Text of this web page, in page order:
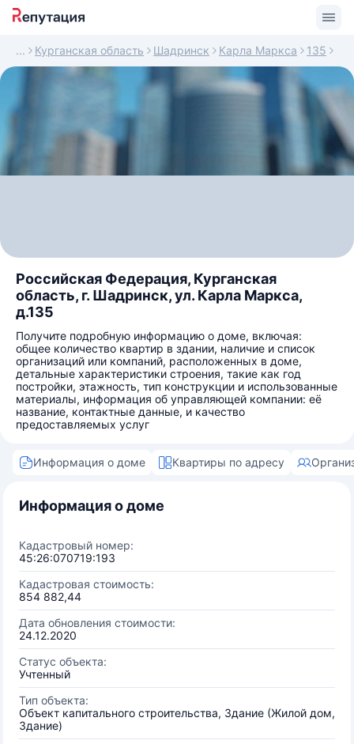
Курганская область Шадринск Карла Маркса 135
Российская Федерация, Курганская
область, г. Шадринск, ул. Карла Маркса,
д.135
Получите подробную информацию о доме, включая:
общее количество квартир в здании, наличие и список
организаций или компаний, расположенных в доме,
детальные характеристики строения, такие как год
постройки, этажность, тип конструкции и использованные
материалы, информация об управляющей компании: её
название, контактные данные, и качество
предоставляемых услуг
Информация о доме Квартиры по адресу
Информация о доме
Кадастровый номер:
45:26:070719:193
Кадастровая стоимость:
854 882,44
Дата обновления стоимости:
24.12.2020
Статус объекта:
Учтенный
Тип объекта:
Объект капитального строительства, Здание (Жилой дом,
Здание)